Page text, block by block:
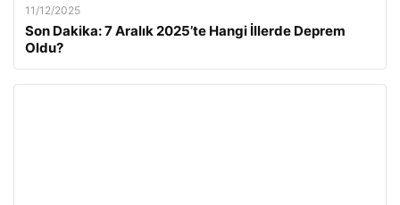
11/12/2025
Son Dakika: 7 Aralık 2025’te Hangi İllerde Deprem
Oldu?